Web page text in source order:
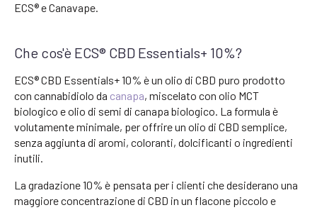
ECS® e Canavape.
Che cos'è ECS® CBD Essentials+ 10%?
ECS® CBD Essentials+ 10% è un olio di CBD puro prodotto
con cannabidiolo da canapa, miscelato con olio MCT
biologico e olio di semi di canapa biologico. La formula è
volutamente minimale, per offrire un olio di CBD semplice,
senza aggiunta di aromi, coloranti, dolcificanti o ingredienti
inutili.
La gradazione 10% è pensata per i clienti che desiderano una
maggiore concentrazione di CBD in un flacone piccolo e